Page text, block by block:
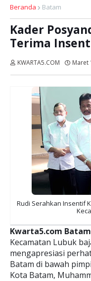
Beranda Batam
Kader
Terima
KWARTA5.COM Maret
Rudi Serahkan Insentif
Kwarta5.com
Kecamatan Lubuk
mengapresiasi
Batam di bawah
Kota Batam,